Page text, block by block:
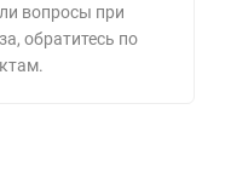
вопросы при
обратитесь по